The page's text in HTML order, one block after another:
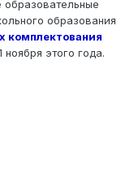
образовательные
образования
комплектования
этого года.